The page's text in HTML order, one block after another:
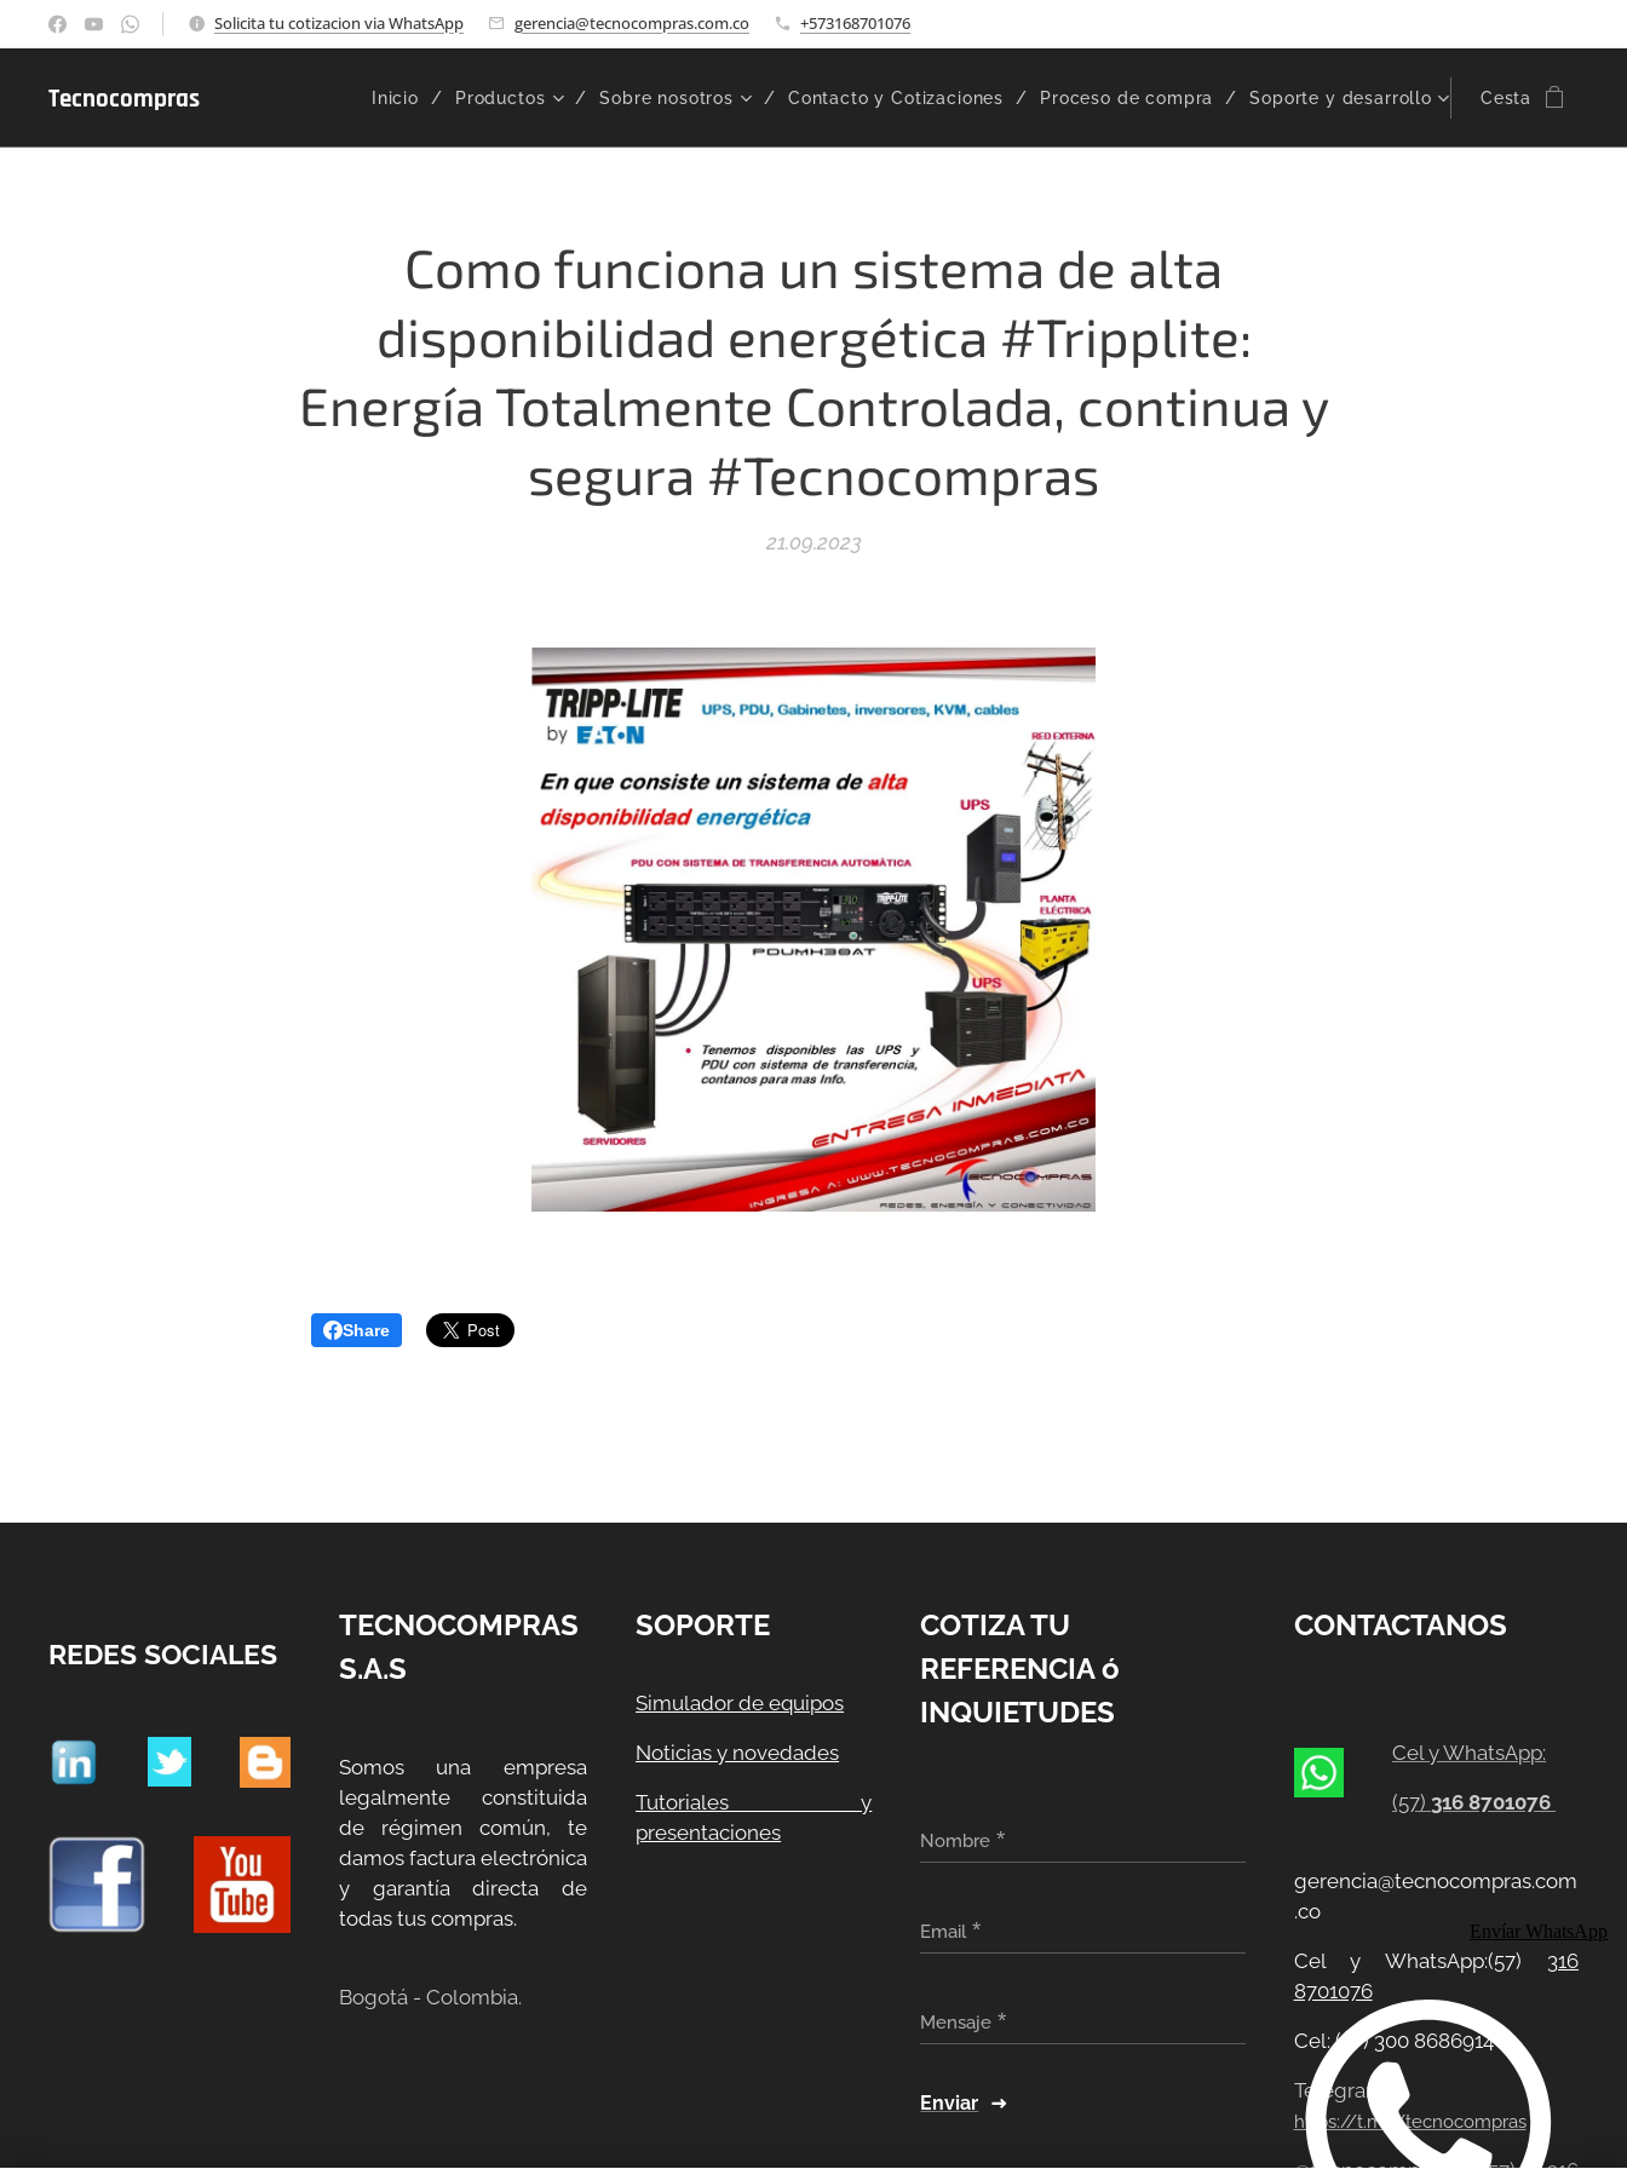
Solicita tu cotizacion via WhatsApp gerencia@tecnocompras.com.co +573168701076
Tecnocompras Inicio Productos Sobre nosotros Contacto y Cotizaciones Proceso de compra Soporte y desarrollo Cesta
Como funciona un sistema de alta
disponibilidad energética #Tripplite:
Energía Totalmente Controlada, continua y
segura #Tecnocompras
21.09.2023
Share
REDES SOCIALES
TECNOCOMPRAS
S.A.S
Somos una empresa
legalmente constituida
de régimen común, te
damos factura electrónica
y garantía directa de
todas tus compras.
Bogotá - Colombia.
SOPORTE
Simulador de equipos
Noticias y novedades
Tutoriales y
presentaciones
COTIZA TU
REFERENCIA ó
INQUIETUDES
Nombre
Email
Mensaje
Enviar
CONTACTANOS
Cel y WhatsApp:
(57) 316 8701076
gerencia@tecnocompras.com
.co
Cel y WhatsApp:(57) 316
8701076
Cel: (57) 300 8686914
Telegram:
https://t.me/tecnocompras
Envíar WhatsApp